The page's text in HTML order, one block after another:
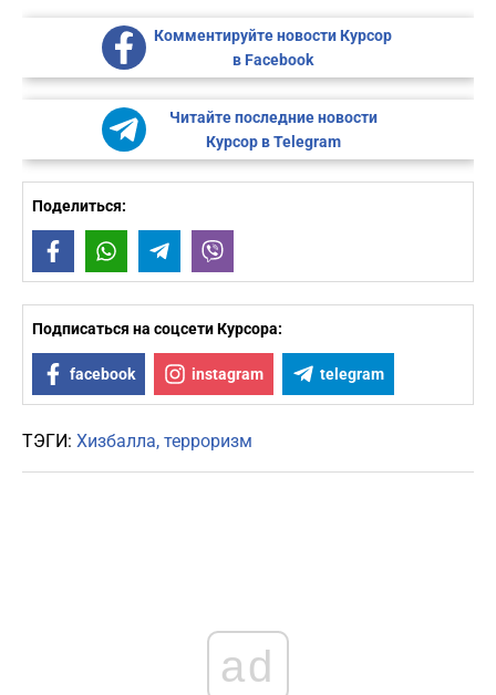
Комментируйте новости Курсор
в Facebook
Читайте последние новости
Курсор в Telegram
Поделиться:
FacebookWhatsAppTelegram
Подписаться на соцсети Курсора:
facebook instagram telegram
ТЭГИ: Хизбалла терроризм
ad